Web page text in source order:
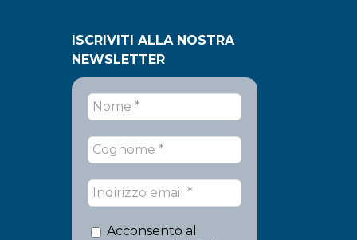
ISCRIVITI ALLA NOSTRA
NEWSLETTER
Acconsento al